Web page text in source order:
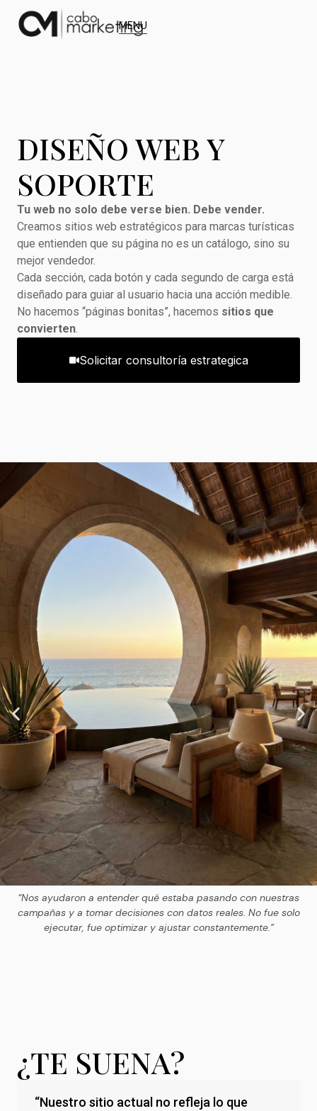
MENU
DISEÑO WEB Y
SOPORTE
Tu web no solo debe verse bien. Debe vender.
Creamos sitios web estratégicos para marcas turísticas
que entienden que su página no es un catálogo, sino su
mejor vendedor.
Cada sección, cada botón y cada segundo de carga está
diseñado para guiar al usuario hacia una acción medible.
No hacemos “páginas bonitas”, hacemos sitios que
convierten.
Solicitar consultoría estrategica
“Nos ayudaron a entender qué estaba pasando con nuestras
campañas y a tomar decisiones con datos reales. No fue solo
ejecutar, fue optimizar y ajustar constantemente.”
¿TE SUENA?
“Nuestro sitio actual no refleja lo que